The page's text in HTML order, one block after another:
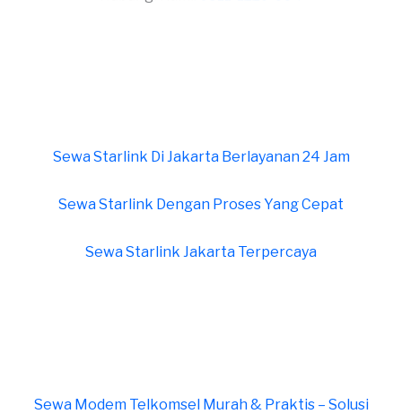
Sewa Starlink Di Jakarta Berlayanan 24 Jam
Sewa Starlink Dengan Proses Yang Cepat
Sewa Starlink Jakarta Terpercaya
Sewa Modem Telkomsel Murah & Praktis – Solusi